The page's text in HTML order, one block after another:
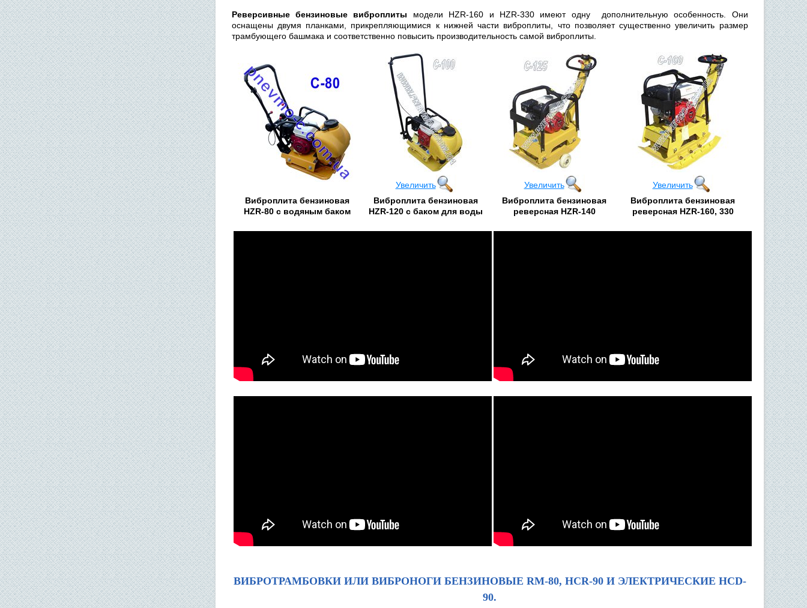
Реверсивные бензиновые виброплиты модели HZR-160 и HZR-330 имеют одну дополнительную особенность. Они
оснащены двумя планками, прикрепляющимися к нижней части виброплиты, что позволяет существенно увеличить размер
трамбующего башмака и соответственно повысить производительность самой виброплиты.
Виброплита бензиновая
HZR-80 с водяным баком
Увеличить
Виброплита бензиновая
HZR-120 с баком для воды
Увеличить
Виброплита бензиновая
реверсная HZR-140
Увеличить
Виброплита бензиновая
реверcная HZR-160, 330
ВИБРОТРАМБОВКИ ИЛИ ВИБРОНОГИ БЕНЗИНОВЫЕ RM-80, HCR-90 И ЭЛЕКТРИЧЕСКИЕ HCD-
90.